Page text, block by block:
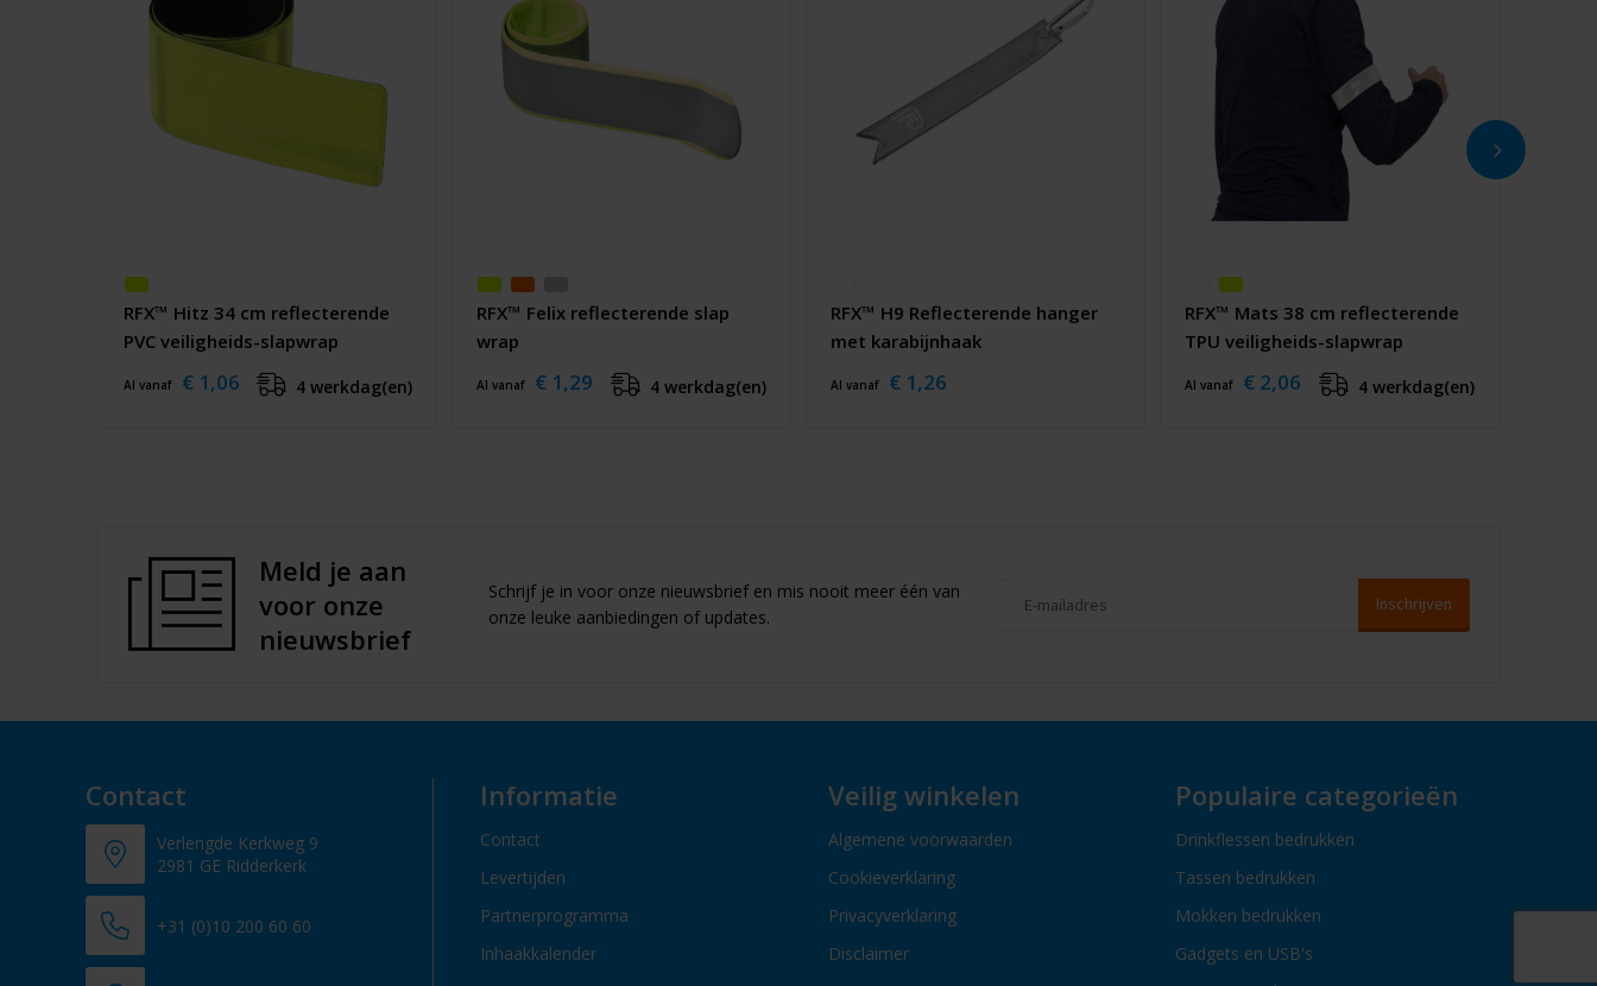
RFX™ Hitz 34 cm reflecterende
PVC veiligheids-slapwrap
Al vanaf € 1,06 4 werkdag(en)
RFX™ Felix reflecterende slap
wrap
Al vanaf € 1,29 4 werkdag(en)
RFX™ H9 Reflecterende hanger
met karabijnhaak
Al vanaf € 1,26
RFX™ Mats 38 cm reflecterende
TPU veiligheids-slapwrap
Al vanaf € 2,06 4 werkdag(en)
Meld je aan
voor onze
nieuwsbrief
Schrijf je in voor onze nieuwsbrief en mis nooit meer één van
onze leuke aanbiedingen of updates.
Contact
Verlengde Kerkweg 9
2981 GE Ridderkerk
+31 (0)10 200 60 60
Informatie
Contact
Levertijden
Partnerprogramma
Inhaakkalender
Veilig winkelen
Algemene voorwaarden
Cookieverklaring
Privacyverklaring
Disclaimer
Populaire categorieën
Drinkflessen bedrukken
Tassen bedrukken
Mokken bedrukken
Gadgets en USB's